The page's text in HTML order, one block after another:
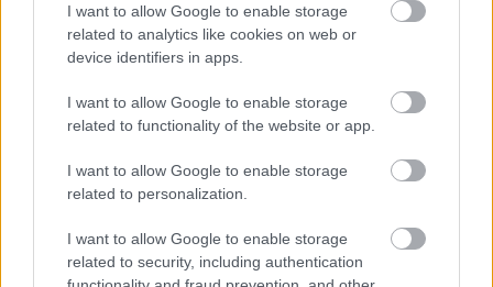
I want to allow Google to enable storage
related to analytics like cookies on web or
device identifiers in apps.
I want to allow Google to enable storage
related to functionality of the website or app.
I want to allow Google to enable storage
related to personalization.
I want to allow Google to enable storage
related to security, including authentication
Fotó: Szécsi István / Velvet
Jön még kép!